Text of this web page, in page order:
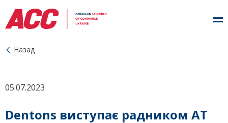
Назад
05.07.2023
Dentons виступає радником АТ